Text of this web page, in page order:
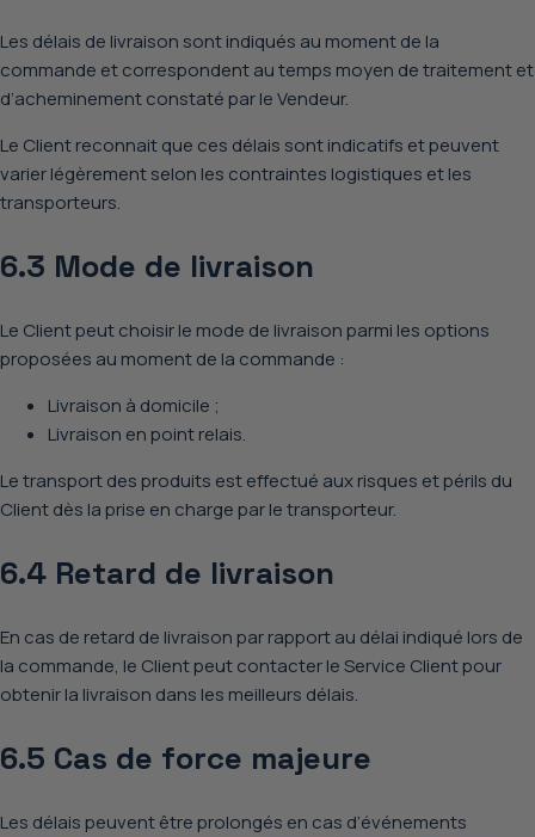
Les délais de livraison sontindiqués au moment de la
commande et correspondent au temps moyen de traitement et
d’acheminement constaté par le Vendeur.
Le Client reconnait que ces délais sont indicatifs et peuvent
varier légèrement selon les contraintes logistiques et les
transporteurs.
6.3 Mode de livraison
Le Client peut choisirle mode de livraisonparmi les options
proposées au moment de la commande :
Livraison à domicile ;
Livraison en point relais.
Le transport des produits est effectué aux risques et périls du
Clientdès la prise en charge par le transporteur.
6.4 Retard de livraison
En cas de retard de livraison par rapport au délai indiqué lors de
la commande, le Client peut contacter leService Clientpour
obtenirla livraison dans les meilleurs délais.
6.5 Cas de force majeure
Les délais peuvent être prolongés en cas d’événements